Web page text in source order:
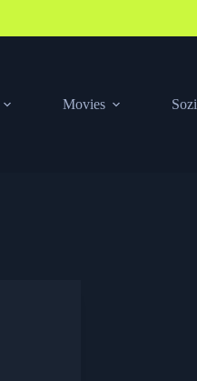
Movies